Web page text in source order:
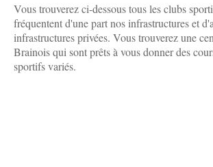
Vous trouverez ci-dessous tous les clubs
fréquentent d'une part nos infrastructures et
infrastructures privées. Vous trouverez une
Brainois qui sont prêts à vous donner des
sportifs variés.